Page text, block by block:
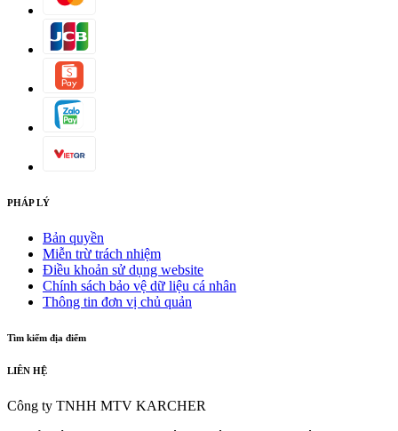
PHÁP LÝ
Bản quyền
Miễn trừ trách nhiệm
Điều khoản sử dụng website
Chính sách bảo vệ dữ liệu cá nhân
Thông tin đơn vị chủ quản
Tìm kiếm địa điểm
LIÊN HỆ
Công ty TNHH MTV KARCHER